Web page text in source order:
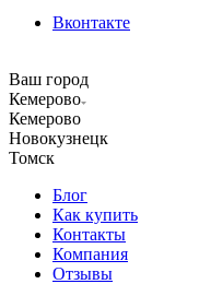
Вконтакте
Ваш город
Кемерово
Кемерово
Новокузнецк
Томск
Блог
Как купить
Контакты
Компания
Отзывы